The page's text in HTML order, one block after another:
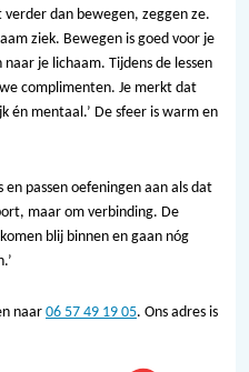
verder dan bewegen, zeggen ze.
ziek. Bewegen is goed voor je
je lichaam. Tijdens de lessen
complimenten. Je merkt dat
én mentaal.’ De sfeer is warm en
en passen oefeningen aan als dat
maar om verbinding. De
blij binnen en gaan nóg
naar 06 57 49 19 05. Ons adres is